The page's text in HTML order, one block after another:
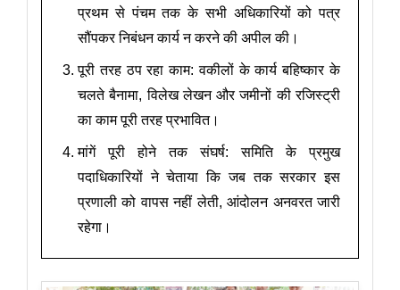
प्रथम से पंचम तक के सभी अधिकारियों को पत्र
सौंपकर निबंधन कार्य न करने की अपील की।
पूरी तरह ठप रहा काम: वकीलों के कार्य बहिष्कार के
चलते बैनामा, विलेख लेखन और जमीनों की रजिस्ट्री
का काम पूरी तरह प्रभावित।
मांगें पूरी होने तक संघर्ष: समिति के प्रमुख
पदाधिकारियों ने चेताया कि जब तक सरकार इस
प्रणाली को वापस नहीं लेती, आंदोलन अनवरत जारी
रहेगा।